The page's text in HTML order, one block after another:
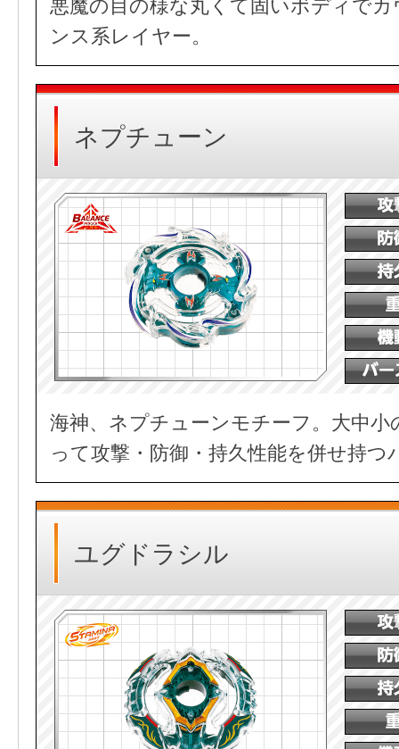
悪魔の目の様な丸くて固いボディで
ンス系レイヤー。
ネプチューン
海神、ネプチューンモチーフ。大中
って攻撃・防御・持久性能を併せ持
ユグドラシル